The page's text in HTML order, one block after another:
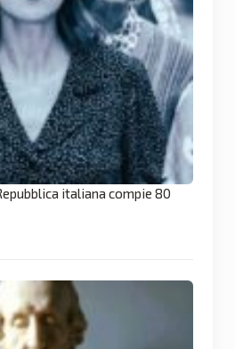
italiana compie 80